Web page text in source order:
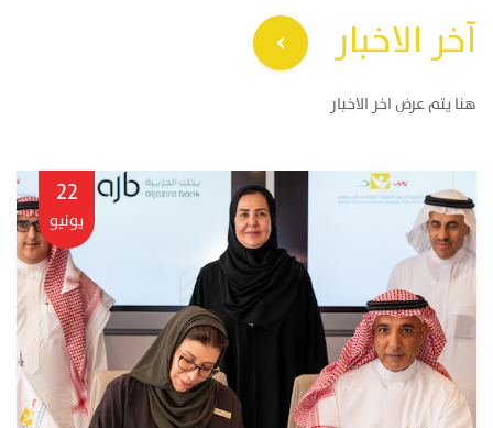
آخر الاخبار
هنا يتم عرض اخر الاخبار
22
يونيو